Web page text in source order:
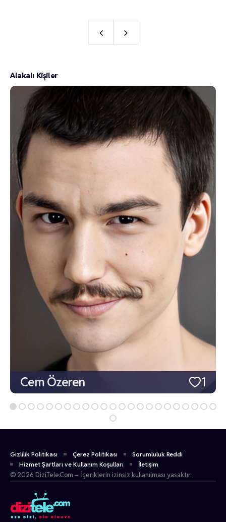
Alakalı Kişiler
1
Cem Özeren
Gizlilik Politikası Çerez Politikası
Sorumluluk Reddi
Hizmet Şartları ve Kullanım Koşulları
İletişim
© 2026 DiziTele.Com – İçeriklerin izinsiz kullanılması yasaktır.